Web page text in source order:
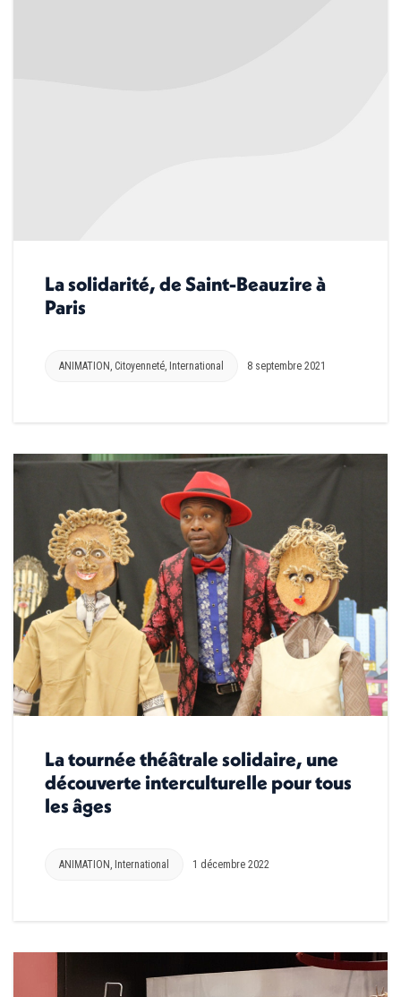
La solidarité, de Saint-Beauzire à
Paris
ANIMATION, Citoyenneté, International 8 septembre 2021
La tournée théâtrale solidaire, une
découverte interculturelle pour tous
les âges
ANIMATION International 1 décembre 2022